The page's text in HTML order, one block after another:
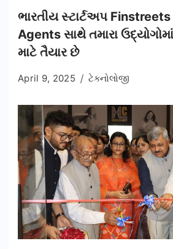
ભારતીય સ્ટાર્ટઅપ Finstreets
Agents સાથે તમારા ઉદ્યોગોમાં
માટે તૈયાર છે
April 9, 2025 ટેક્નોલોજી